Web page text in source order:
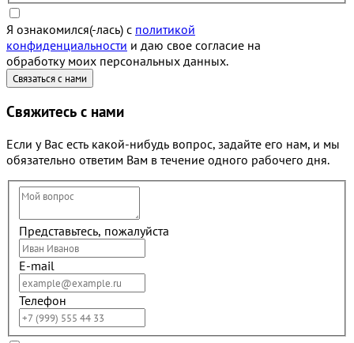
Я ознакомился(-лась) с политикой
конфиденциальности и даю свое согласие на
обработку моих персональных данных.
Свяжитесь с нами
Если у Вас есть какой-нибудь вопрос, задайте его нам, и мы
обязательно ответим Вам в течение одного рабочего дня.
Представьтесь, пожалуйста
E-mail
Телефон